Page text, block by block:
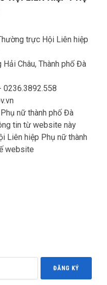
trực Hội Liên hiệp
Châu, Thành phố Đà
0236.3892.558
nữ thành phố Đà
tin từ website này
Liên hiệp Phụ nữ thành
website